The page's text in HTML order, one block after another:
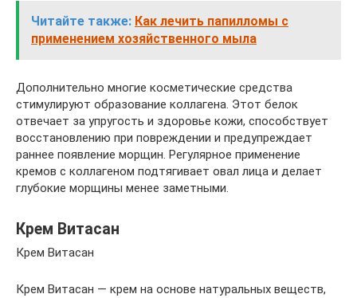
Читайте также: Как лечить папилломы с
применением хозяйственного мыла
Дополнительно многие косметические средства
стимулируют образование коллагена. Этот белок
отвечает за упругость и здоровье кожи, способствует
восстановлению при повреждении и предупреждает
раннее появление морщин. Регулярное применение
кремов с коллагеном подтягивает овал лица и делает
глубокие морщины менее заметными.
Крем Витасан
Крем Витасан
Крем Витасан — крем на основе натуральных веществ,